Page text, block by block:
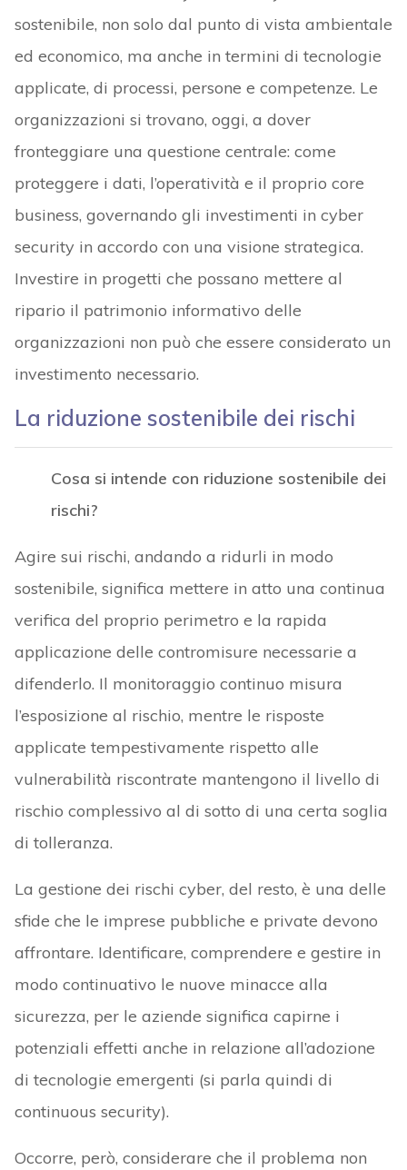
sostenibile, non solo dal punto di vista ambientale
ed economico, ma anche in termini di tecnologie
applicate, di processi, persone e competenze. Le
organizzazioni si trovano, oggi, a dover
fronteggiare una questione centrale: come
proteggere i dati, l’operatività e il proprio core
business, governando gli investimenti in cyber
security in accordo con una visione strategica.
Investire in progetti che possano mettere al
ripario il patrimonio informativo delle
organizzazioni non può che essere considerato un
investimento necessario.
La riduzione sostenibile dei rischi
Cosa si intende con riduzione sostenibile dei
rischi?
Agire sui rischi, andando a ridurli in modo
sostenibile, significa mettere in atto una continua
verifica del proprio perimetro e la rapida
applicazione delle contromisure necessarie a
difenderlo. Il monitoraggio continuo misura
l’esposizione al rischio, mentre le risposte
applicate tempestivamente rispetto alle
vulnerabilità riscontrate mantengono il livello di
rischio complessivo al di sotto di una certa soglia
di tolleranza.
La gestione dei rischi cyber, del resto, è una delle
sfide che le imprese pubbliche e private devono
affrontare. Identificare, comprendere e gestire in
modo continuativo le nuove minacce alla
sicurezza, per le aziende significa capirne i
potenziali effetti anche in relazione all’adozione
di tecnologie emergenti (si parla quindi di
continuous security).
Occorre, però, considerare che il problema non